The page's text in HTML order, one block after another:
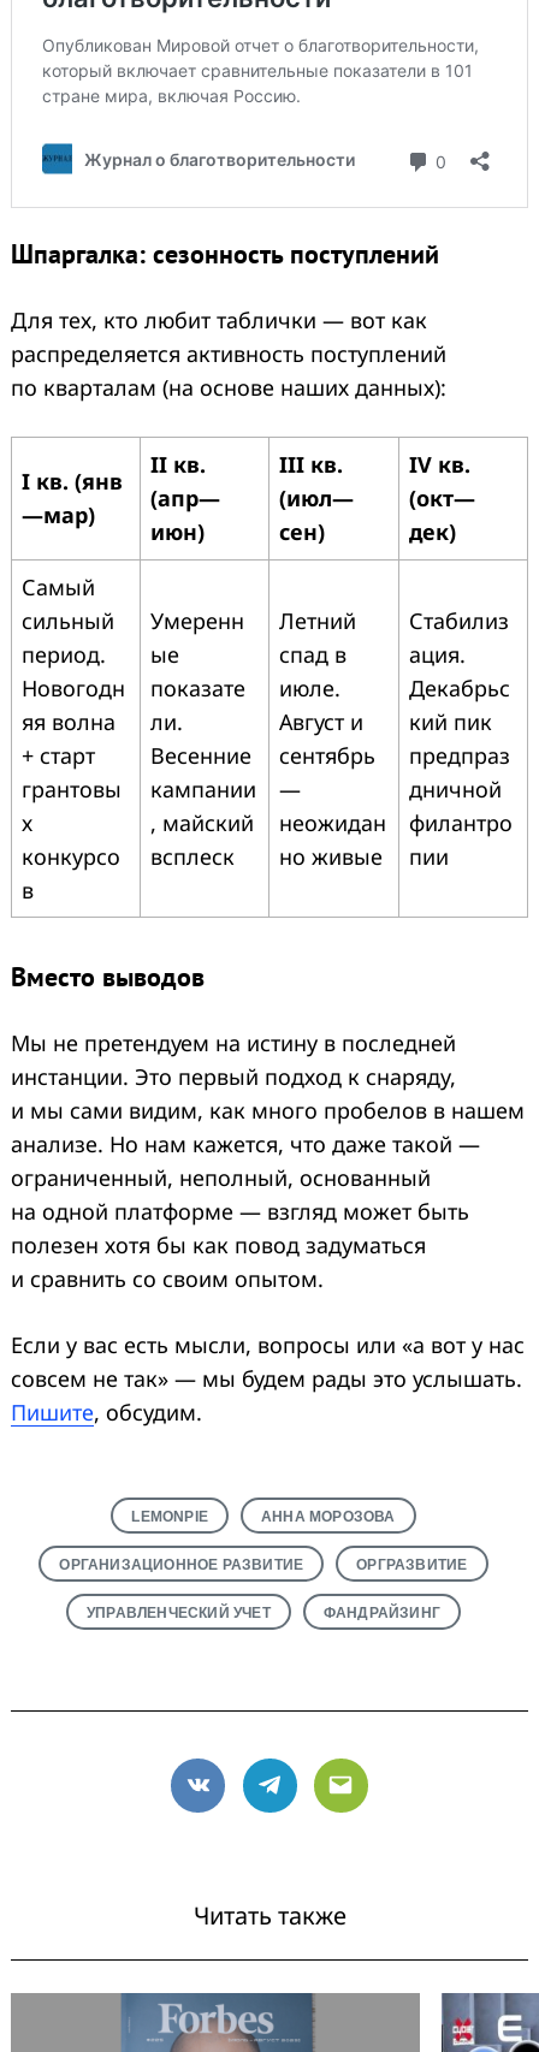
Шпаргалка: сезонность поступлений
Для тех, кто любит таблички — вот как
распределяется активность поступлений
по кварталам (на основе наших данных):
I кв. (янв
—мар)
II кв.
(апр—
июн)
III кв.
(июл—
сен)
IV кв.
(окт—
дек)
Самый
сильный
период.
Новогодн
яя волна
+ старт
грантовы
х
конкурсо
в
Умеренн
ые
показате
ли.
Весенние
кампании
, майский
всплеск
Летний
спад в
июле.
Август и
сентябрь
—
неожидан
но живые
Стабилиз
ация.
Декабрьс
кий пик
предпраз
дничной
филантро
пии
Вместо выводов
Мы не претендуем на истину в последней
инстанции. Это первый подход к снаряду,
и мы сами видим, как много пробелов в нашем
анализе. Но нам кажется, что даже такой —
ограниченный, неполный, основанный
на одной платформе — взгляд может быть
полезен хотя бы как повод задуматься
и сравнить со своим опытом.
Если у вас есть мысли, вопросы или «а вот у нас
совсем не так» — мы будем рады это услышать.
Пишите, обсудим.
LEMONPIE АННА МОРОЗОВА
ОРГАНИЗАЦИОННОЕ РАЗВИТИЕ ОРГРАЗВИТИЕ
УПРАВЛЕНЧЕСКИЙ УЧЕТ ФАНДРАЙЗИНГ
VK Telegram
Email
Читать также